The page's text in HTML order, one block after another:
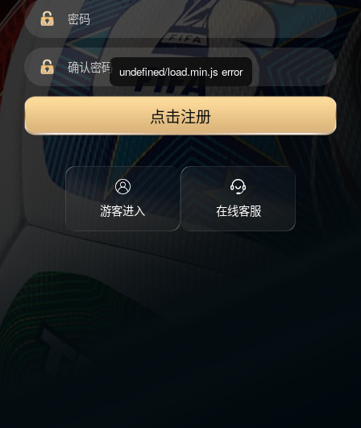
点击注册
游客进入 在线客服
undefined/load.min.js error